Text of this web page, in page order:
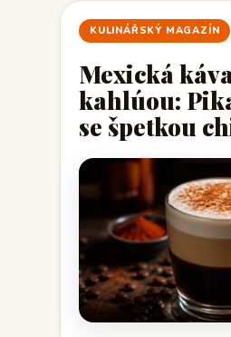
KULINÁŘSKÝ MAGAZÍN
Mexická
kahlúou:
se špetkou